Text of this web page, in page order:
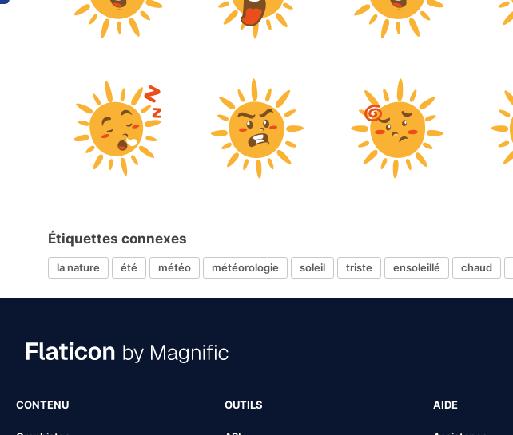
Étiquettes connexes
la nature été météo météorologie soleil triste ensoleillé chaud
CONTENU OUTILS AIDE